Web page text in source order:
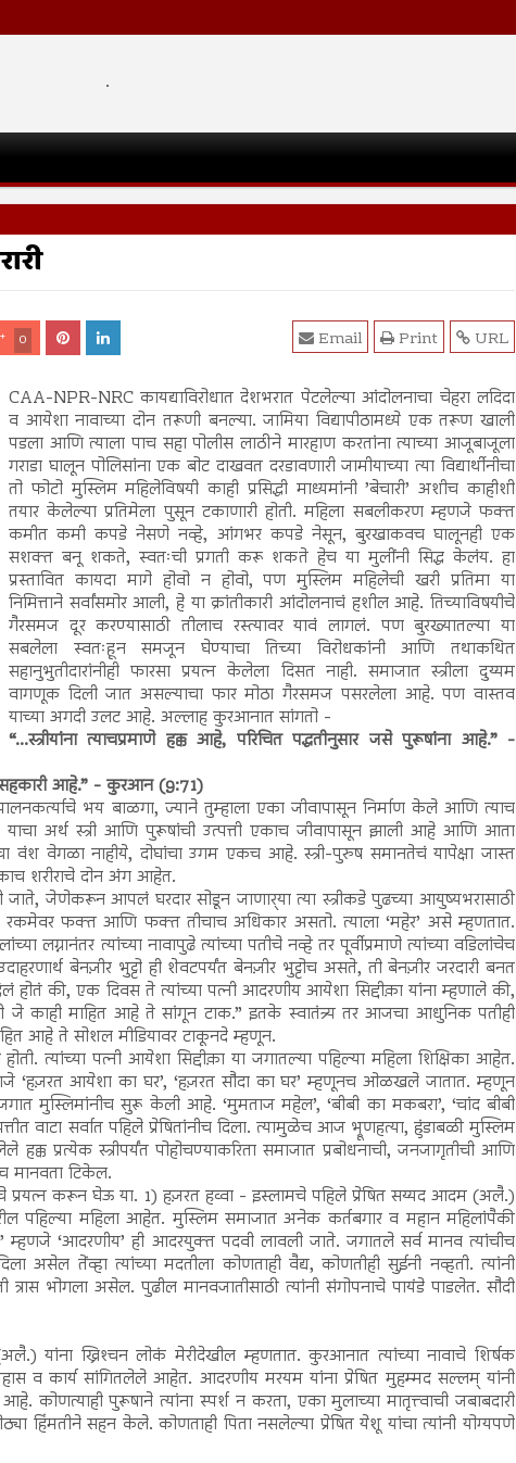
.
0 URL
Print
Email
CAA-NPR-NRC कायद्याविरोधात देशभरात पेटलेल्या आंदोलनाचा चेहरा लदिदा
व आयेशा नावाच्या दोन तरूणी बनल्या. जामिया विद्यापीठामध्ये एक तरूण खाली
पडला आणि त्याला पाच सहा पोलीस लाठीने मारहाण करतांना त्याच्या आजूबाजूला
गराडा घालून पोलिसांना एक बोट दाखवत दरडावणारी जामीयाच्या त्या विद्यार्थीनीचा
तो फोटो मुस्लिम महिलेविषयी काही प्रसिद्धी माध्यमांनी ’बेचारी’ अशीच काहीशी
तयार केलेल्या प्रतिमेला पुसून टकाणारी होती. महिला सबलीकरण म्हणजे फक्त
कमीत कमी कपडे नेसणे नव्हे, आंगभर कपडे नेसून, बुरखाकवच घालूनही एक
सशक्त बनू शकते, स्वतःची प्रगती करू शकते हेच या मुलींनी सिद्ध केलंय. हा
प्रस्तावित कायदा मागे होवो न होवो, पण मुस्लिम महिलेची खरी प्रतिमा या
निमित्ताने सर्वांसमोर आली, हे या क्रांतीकारी आंदोलनाचं हशील आहे. तिच्याविषयीचे
गैरसमज दूर करण्यासाठी तीलाच रस्त्यावर यावं लागलं. पण बुरख्यातल्या या
सबलेला स्वतःहून समजून घेण्याचा तिच्या विरोधकांनी आणि तथाकथित
सहानुभुतीदारांनीही फारसा प्रयत्न केलेला दिसत नाही. समाजात स्त्रीला दुय्यम
वागणूक दिली जात असल्याचा फार मोठा गैरसमज पसरलेला आहे. पण वास्तव
याच्या अगदी उलट आहे. अल्लाह कुरआनात सांगतो -
“...स्त्रीयांना त्याचप्रमाणे हक्क आहे, परिचित पद्धतीनुसार जसे पुरूषांना आहे.” -
आहे.” - कुरआन (9:71)
भय बाळगा, ज्याने तुम्हाला एका जीवापासून निर्माण केले आणि त्याच
अर्थ स्त्री आणि पुरूषांची उत्पत्ती एकाच जीवापासून झाली आहे आणि आता
वंश वेगळा नाहीये, दोघांचा उगम एकच आहे. स्त्री-पुरुष समानतेचं यापेक्षा जास्त
शरीराचे दोन अंग आहेत.
जाते, जेणेकरून आपलं घरदार सोडून जाणार्‍या त्या स्त्रीकडे पुढच्या आयुष्यभरासाठी
रकमेवर फक्त आणि फक्त तीचाच अधिकार असतो. त्याला ‘महेर’ असे म्हणतात.
लग्नानंतर त्यांच्या नावापुढे त्यांच्या पतीचे नव्हे तर पूर्वीप्रमाणे त्यांच्या वडिलांचेच
बेनज़ीर भुट्टो ही शेवटपर्यंत बेनज़ीर भुट्टोच असते, ती बेनज़ीर जरदारी बनत
दिलं होतं की, एक दिवस ते त्यांच्या पत्नी आदरणीय आयेशा सिद्दीक़ा यांना म्हणाले की,
जे काही माहित आहे ते सांगून टाक.” इतके स्वातंत्र्य तर आजचा आधुनिक पतीही
आहे ते सोशल मीडियावर टाकूनदे म्हणून.
त्यांच्या पत्नी आयेशा सिद्दीक़ा या जगातल्या पहिल्या महिला शिक्षिका आहेत.
म्हणजे ‘हज़रत आयेशा का घर’, ‘हज़रत सौदा का घर’ म्हणूनच ओळखले जातात. म्हणून
मुस्लिमांनीच सुरू केली आहे. ‘मुमताज महेल’, ‘बीबी का मकबरा’, ‘चांद बीबी
वाटा सर्वात पहिले प्रेषितांनीच दिला. त्यामुळेच आज भ्रूणहत्या, हुंडाबळी मुस्लिम
प्रत्येक स्त्रीपर्यंत पोहोचण्याकरिता समाजात प्रबोधनाची, जनजागृतीची आणि
मानवता टिकेल.
प्रयत्न करून घेऊ या. 1) हज़रत हव्वा - इस्लामचे पहिले प्रेषित सय्यद आदम (अलै.)
पहिल्या महिला आहेत. मुस्लिम समाजात अनेक कर्तबगार व महान महिलांपैकी
म्हणजे ‘आदरणीय’ ही आदरयुक्त पदवी लावली जाते. जगातले सर्व मानव त्यांचीच
असेल तेंव्हा त्यांच्या मदतीला कोणताही वैद्य, कोणतीही सुईनी नव्हती. त्यांनी
भोगला असेल. पुढील मानवजातीसाठी त्यांनी संगोपनाचे पायंडे पाडलेत. सौदी
यांना ख्रिश्‍चन लोकं मेरीदेखील म्हणतात. कुरआनात त्यांच्या नावाचे शिर्षक
व कार्य सांगितलेले आहेत. आदरणीय मरयम यांना प्रेषित मुहम्मद सल्लम् यांनी
कोणत्याही पुरूषाने त्यांना स्पर्श न करता, एका मुलाच्या मातृत्त्वाची जबाबदारी
हिंमतीने सहन केले. कोणताही पिता नसलेल्या प्रेषित येशू यांचा त्यांनी योग्यपणे